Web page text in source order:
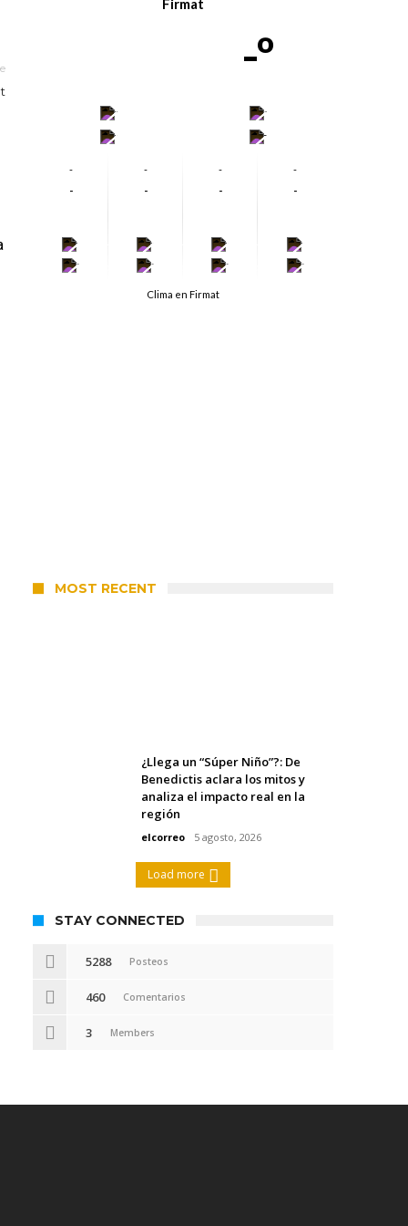
Firmat
-º
-
-
-
-
-
-
-
-
-
-
-
-
-
-
-
-
-
-
-
-
Clima en Firmat
MOST RECENT
¿Llega un “Súper Niño”?: De
Benedictis aclara los mitos y
analiza el impacto real en la
región
elcorreo 5 agosto, 2026
Load more
STAY CONNECTED
5288 Posteos
460 Comentarios
3 Members